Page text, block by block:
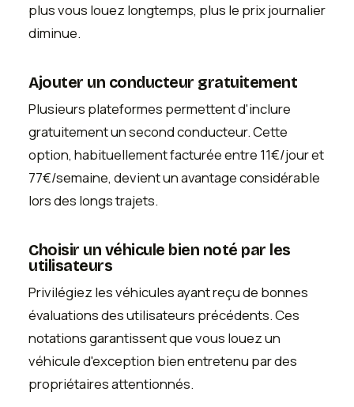
plus vous louez longtemps, plus le prix journalier
diminue.
Ajouter un conducteur gratuitement
Plusieurs plateformes permettent d'inclure
gratuitement un second conducteur. Cette
option, habituellement facturée entre 11€/jour et
77€/semaine, devient un avantage considérable
lors des longs trajets.
Choisir un véhicule bien noté par les
utilisateurs
Privilégiez les véhicules ayant reçu de bonnes
évaluations des utilisateurs précédents. Ces
notations garantissent que vous louez un
véhicule d'exception bien entretenu par des
propriétaires attentionnés.